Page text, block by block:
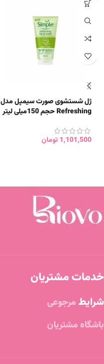
ژل شستشوی صورت سیمپل مدل
Refreshing حجم 150میلی لیتر
1,101,500 تومان
خدمات مشتریان
شرایط مرجوعی
باشگاه مشتریان